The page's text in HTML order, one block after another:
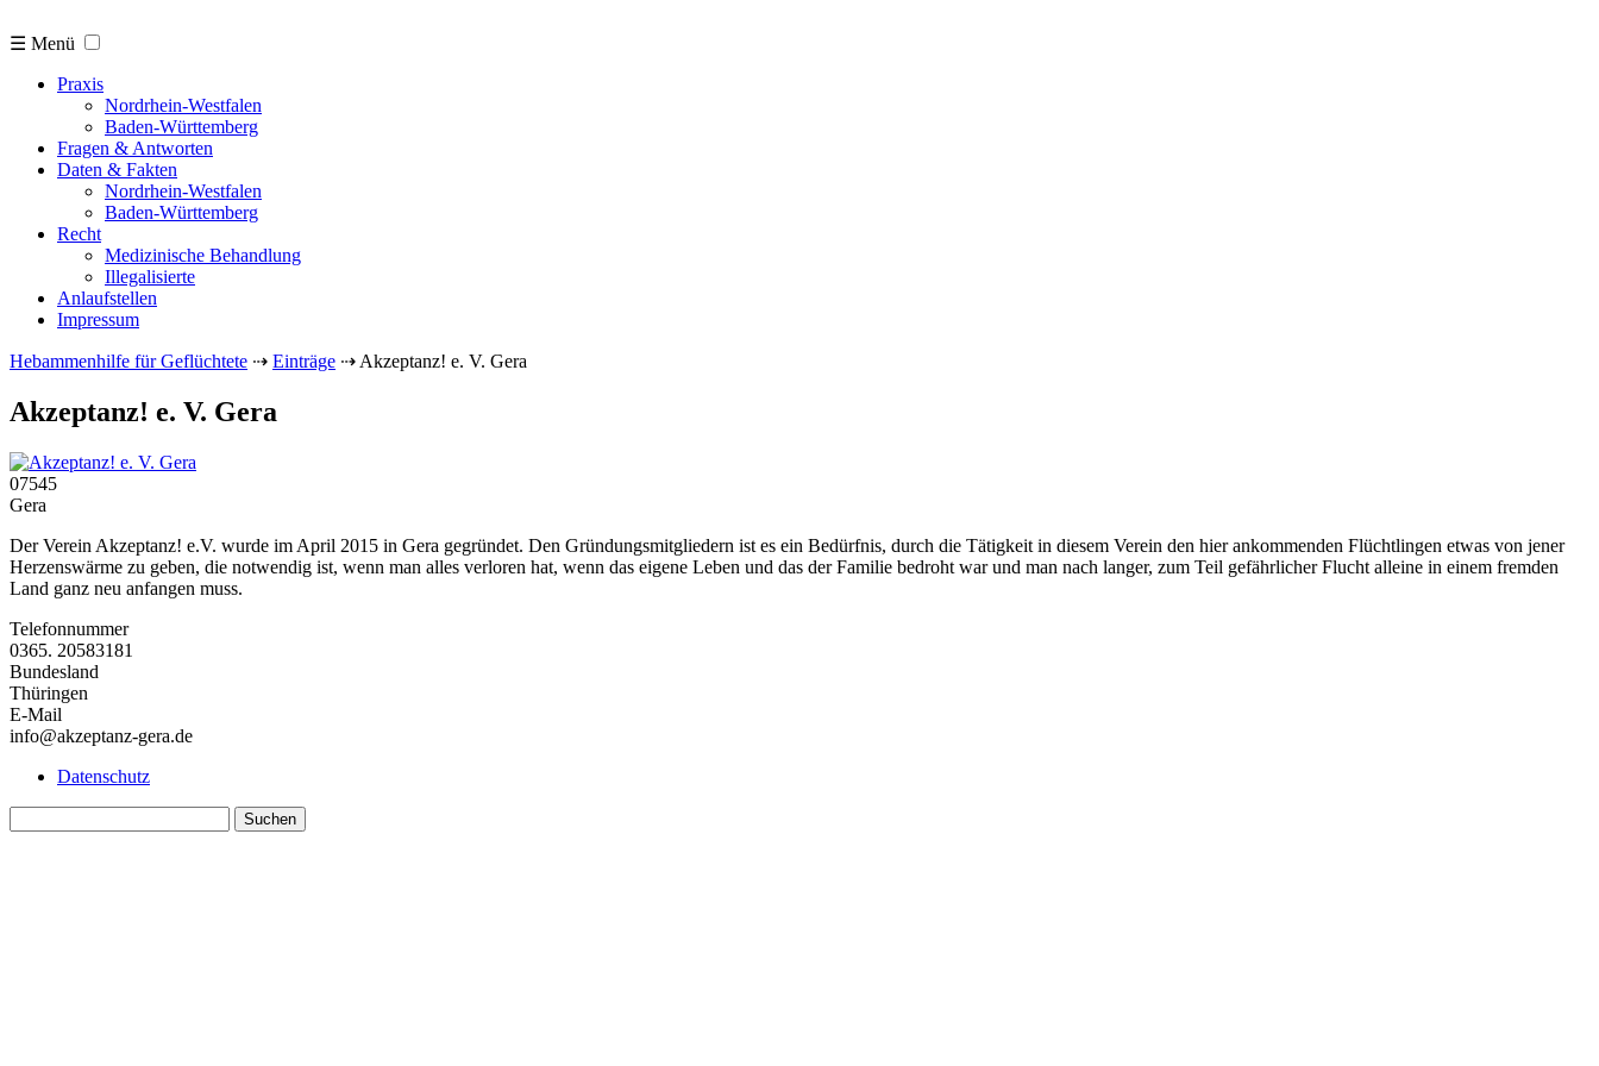
☰ Menü
Praxis
Nordrhein-Westfalen
Baden-Württemberg
Fragen & Antworten
Daten & Fakten
Nordrhein-Westfalen
Baden-Württemberg
Recht
Medizinische Behandlung
Illegalisierte
Anlaufstellen
Impressum
Hebammenhilfe für Geflüchtete ⇢ Einträge ⇢ Akzeptanz! e. V. Gera
Akzeptanz! e. V. Gera
07545
Gera
Der Verein Akzeptanz! e.V. wurde im April 2015 in Gera gegründet. Den Gründungsmitgliedern ist es ein Bedürfnis, durch die Tätigkeit in diesem Verein den hier ankommenden Flüchtlingen etwas von jener
Herzenswärme zu geben, die notwendig ist, wenn man alles verloren hat, wenn das eigene Leben und das der Familie bedroht war und man nach langer, zum Teil gefährlicher Flucht alleine in einem fremden
Land ganz neu anfangen muss.
Telefonnummer
0365. 20583181
Bundesland
Thüringen
E-Mail
info@akzeptanz-gera.de
Datenschutz